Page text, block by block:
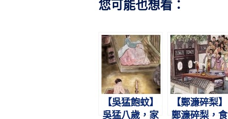
您可能也想看：
【吳猛飽蚊】
吳猛八歲，家
【鄭濂碎梨】
鄭濂碎梨，食